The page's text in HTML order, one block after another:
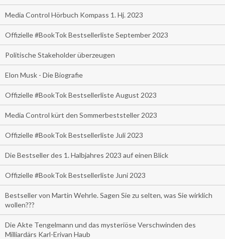
Media Control Hörbuch Kompass 1. Hj. 2023
Offizielle #BookTok Bestsellerliste September 2023
Politische Stakeholder überzeugen
Elon Musk - Die Biografie
Offizielle #BookTok Bestsellerliste August 2023
Media Control kürt den Sommerbeststeller 2023
Offizielle #BookTok Bestsellerliste Juli 2023
Die Bestseller des 1. Halbjahres 2023 auf einen Blick
Offizielle #BookTok Bestsellerliste Juni 2023
Bestseller von Martin Wehrle. Sagen Sie zu selten, was Sie wirklich
wollen???
Die Akte Tengelmann und das mysteriöse Verschwinden des
Milliardärs Karl-Erivan Haub